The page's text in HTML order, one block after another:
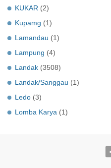
KUKAR (2)
Kupamg (1)
Lamandau (1)
Lampung (4)
Landak (3508)
Landak/Sanggau (1)
Ledo (3)
Lomba Karya (1)